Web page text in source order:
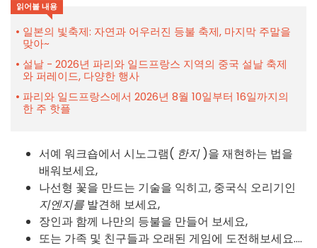
읽어볼 내용
일본의 빛축제: 자연과 어우러진 등불 축제, 마지막 주말을
맞아~
설날 - 2026년 파리와 일드프랑스 지역의 중국 설날 축제
와 퍼레이드, 다양한 행사
파리와 일드프랑스에서 2026년 8월 10일부터 16일까지의
한 주 핫플
서예 워크숍에서 시노그램( 한지)을 재현하는 법을
배워보세요,
나선형 꽃을 만드는 기술을 익히고, 중국식 오리기인
지엔지를 발견해 보세요,
장인과 함께 나만의 등불을 만들어 보세요,
또는 가족 및 친구들과 오래된 게임에 도전해보세요....